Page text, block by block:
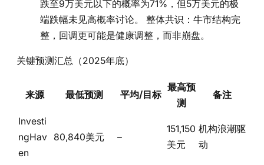
跌至9万美元以下的概率为71%，但5万美元的极
端跌幅未见高概率讨论。 整体共识：牛市结构完
整，回调更可能是健康调整，而非崩盘。
关键预测汇总（2025年底）
来源 最低预测 平均/目标
最高预
测
备注
Investi
ngHav
en
80,840美元 –
151,150
美元
机构浪潮驱
动